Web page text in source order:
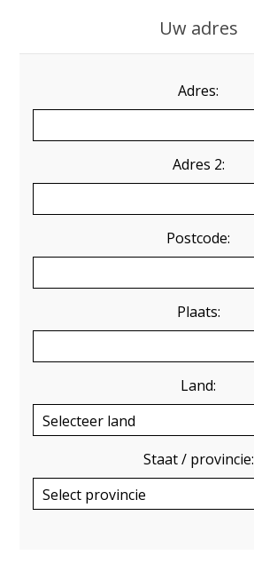
Uw adres
Adres:
Adres 2:
Postcode:
Plaats:
Land:
Staat / provincie: